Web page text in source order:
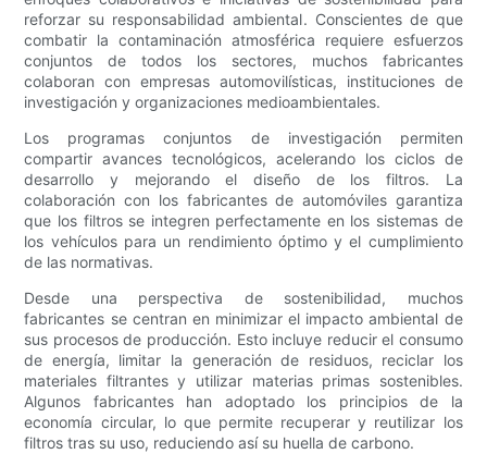
reforzar su responsabilidad ambiental. Conscientes de que
combatir la contaminación atmosférica requiere esfuerzos
conjuntos de todos los sectores, muchos fabricantes
colaboran con empresas automovilísticas, instituciones de
investigación y organizaciones medioambientales.
Los programas conjuntos de investigación permiten
compartir avances tecnológicos, acelerando los ciclos de
desarrollo y mejorando el diseño de los filtros. La
colaboración con los fabricantes de automóviles garantiza
que los filtros se integren perfectamente en los sistemas de
los vehículos para un rendimiento óptimo y el cumplimiento
de las normativas.
Desde una perspectiva de sostenibilidad, muchos
fabricantes se centran en minimizar el impacto ambiental de
sus procesos de producción. Esto incluye reducir el consumo
de energía, limitar la generación de residuos, reciclar los
materiales filtrantes y utilizar materias primas sostenibles.
Algunos fabricantes han adoptado los principios de la
economía circular, lo que permite recuperar y reutilizar los
filtros tras su uso, reduciendo así su huella de carbono.